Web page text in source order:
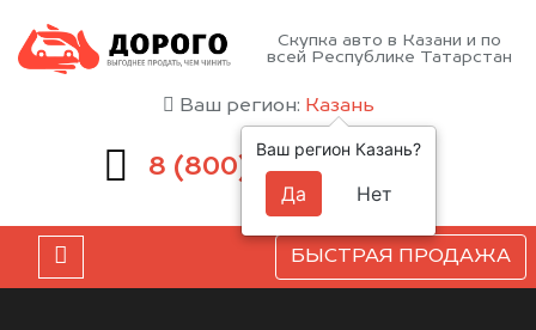
Скупка авто в Казани и по
всей Республике Татарстан
Ваш регион: Казань
8 (800) 551-81-15
БЫСТРАЯ ПРОДАЖА
Ваш регион Казань?
Да Нет